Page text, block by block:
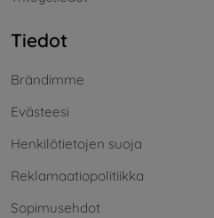
Tiedot
Brändimme
Evästeesi
Henkilötietojen suoja
Reklamaatiopolitiikka
Sopimusehdot